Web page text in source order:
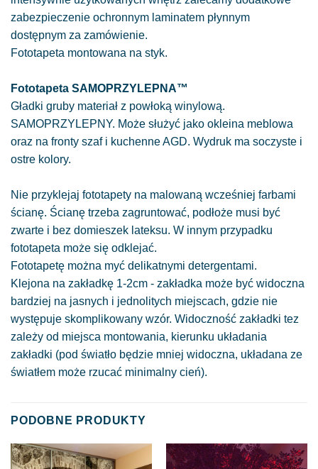
zabezpieczenie ochronnym laminatem płynnym
dostępnym za zamówienie.
Fototapeta montowana na styk.
Fototapeta SAMOPRZYLEPNA™
Gładki gruby materiał z powłoką winylową.
SAMOPRZYLEPNY. Może służyć jako okleina meblowa
oraz na fronty szaf i kuchenne AGD. Wydruk ma soczyste i
ostre kolory.
Nie przyklejaj fototapety na malowaną wcześniej farbami
ścianę. Ścianę trzeba zagruntować, podłoże musi być
zwarte i bez domieszek lateksu. W innym przypadku
fototapeta może się odklejać.
Fototapetę można myć delikatnymi detergentami.
Klejona na zakładkę 1-2cm - zakładka może być widoczna
bardziej na jasnych i jednolitych miejscach, gdzie nie
występuje skomplikowany wzór. Widoczność zakładki tez
zależy od miejsca montowania, kierunku układania
zakładki (pod światło będzie mniej widoczna, układana ze
światłem może rzucać minimalny cień).
PODOBNE PRODUKTY